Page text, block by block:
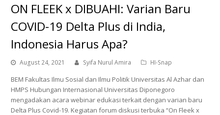
ON FLEEK x DIBUAHI: Varian Baru
COVID-19 Delta Plus di India,
Indonesia Harus Apa?
August 24, 2021 Syifa Nurul Amira HI-Snap
BEM Fakultas Ilmu Sosial dan Ilmu Politik Universitas Al Azhar dan
HMPS Hubungan Internasional Universitas Diponegoro
mengadakan acara webinar edukasi terkait dengan varian baru
Delta Plus Covid-19. Kegiatan forum diskusi terbuka “On Fleek x